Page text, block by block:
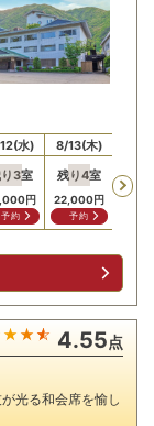
水)
3室
円
予約
8/13(木)
残り4室
22,000円
予約
残り
4.55点
光る和会席を愉し